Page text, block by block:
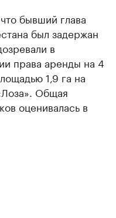
, что бывший глава
был задержан
в
права аренды на 4
1,9 га на
Общая
оценивалась в